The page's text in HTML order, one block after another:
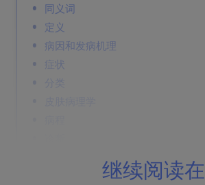
同义词
定义
病因和发病机理
症状
Prevention & Therapy继续阅读在